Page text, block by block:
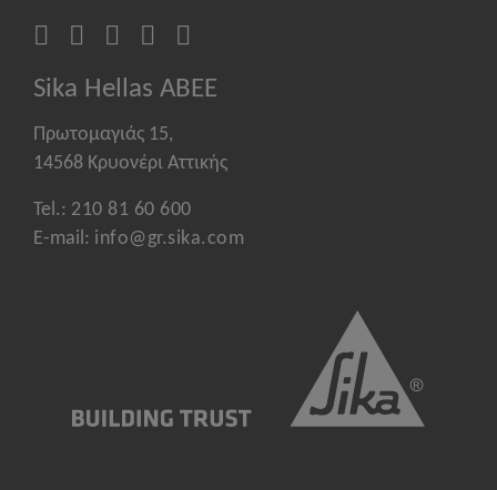
Sika Hellas ABEE
Πρωτομαγιάς 15,
14568 Κρυονέρι Αττικής
Tel.: 210 81 60 600
E-mail: info@gr.sika.com